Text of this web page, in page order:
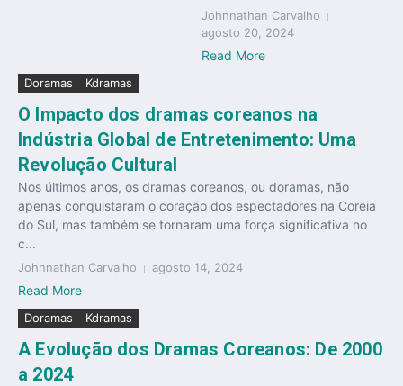
Johnnathan Carvalho
agosto 20, 2024
Read More
Doramas Kdramas
O Impacto dos dramas coreanos na
Indústria Global de Entretenimento: Uma
Revolução Cultural
Nos últimos anos, os dramas coreanos, ou doramas, não
apenas conquistaram o coração dos espectadores na Coreia
do Sul, mas também se tornaram uma força significativa no
c...
Johnnathan Carvalho agosto 14, 2024
Read More
Doramas Kdramas
A Evolução dos Dramas Coreanos: De 2000
a 2024